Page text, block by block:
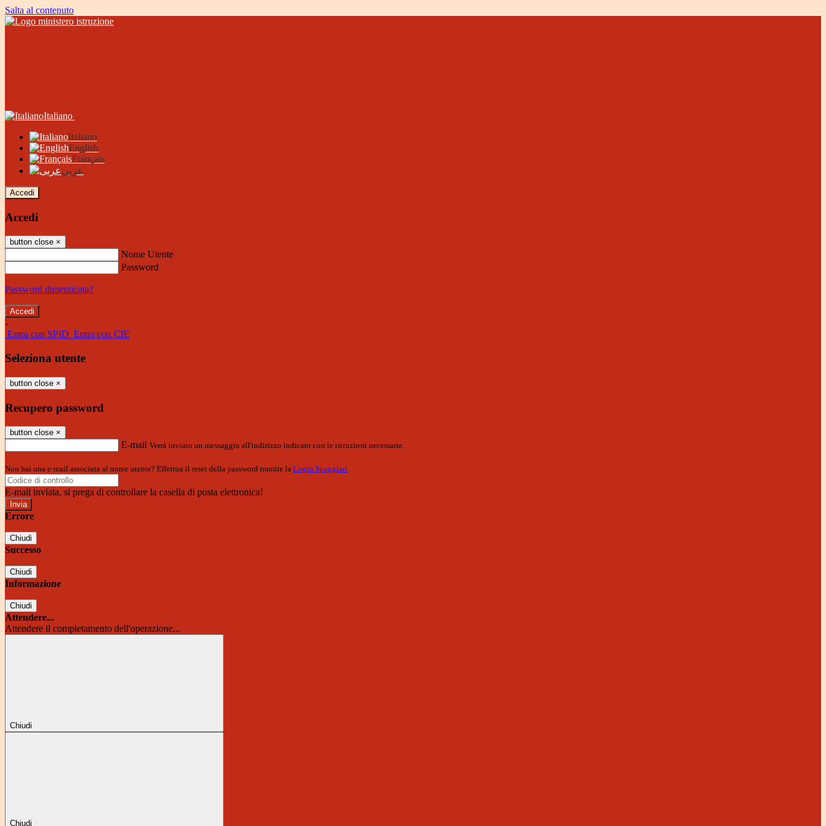
Salta al contenuto
Italiano
Italiano
English
Français
عربى
Accedi
Accedi
button close ×
Nome Utente
Password
Password dimenticata?
-
Entra con SPID Entra con CIE
Seleziona utente
button close ×
Recupero password
button close ×
E-mail Verrà inviato un messaggio all'indirizzo indicato con le istruzioni necessarie.
Non hai una e-mail associata al nome utente? Effettua il reset della password tramite la Login Spaggiari
E-mail inviata, si prega di controllare la casella di posta elettronica!
Errore
Chiudi
Successo
Chiudi
Informazione
Chiudi
Attendere...
Attendere il completamento dell'operazione...
Chiudi
Chiudi